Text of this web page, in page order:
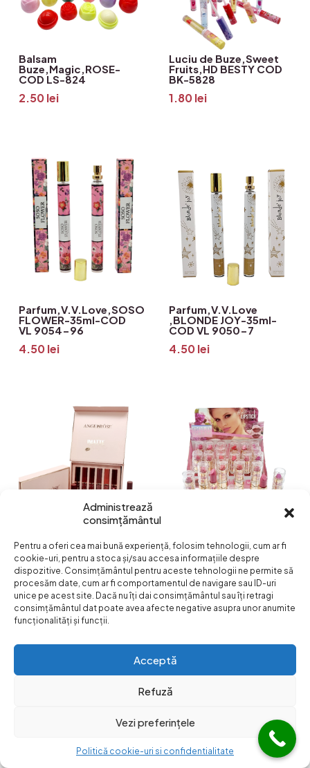
Administrează
consimțământul
Pentru a oferi cea mai bună experiență, folosim tehnologii, cum ar fi
cookie-uri, pentru a stoca și/sau accesa informațiile despre
dispozitive. Consimțământul pentru aceste tehnologii ne permite să
procesăm date, cum ar fi comportamentul de navigare sau ID-uri
unice pe acest site. Dacă nu îți dai consimțământul sau îți retragi
consimțământul dat poate avea afecte negative asupra unor anumite
funcționalități și funcții.
Acceptă
Refuză
Vezi preferințele
Politică cookie-uri si confidentialitate
Balsam
Buze,Magic,ROSE-
COD LS-824
2.50lei
Luciu de Buze,Sweet
Fruits,HD BESTY COD
BK-5828
1.80lei
Parfum,V.V.Love,SOSO
FLOWER-35ml-COD
VL 9054-96
4.50lei
Parfum,V.V.Love
,BLONDE JOY-35ml-
COD VL 9050-7
4.50lei
Ruj Lichid Matte, Long
Lasting
Formula,ANGEL ROSE-
COD 2869B
3.50lei
Rujuri,Flowers,GOLD
GREM-sidefate-COD
3123-2
3.50lei